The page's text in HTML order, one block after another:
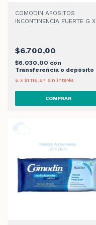
COMODIN APOSITOS
INCONTINENCIA FUERTE G X
$6.700,00
$6.030,00 con
Transferencia o depósito
6 x $1.116,67 sin interés